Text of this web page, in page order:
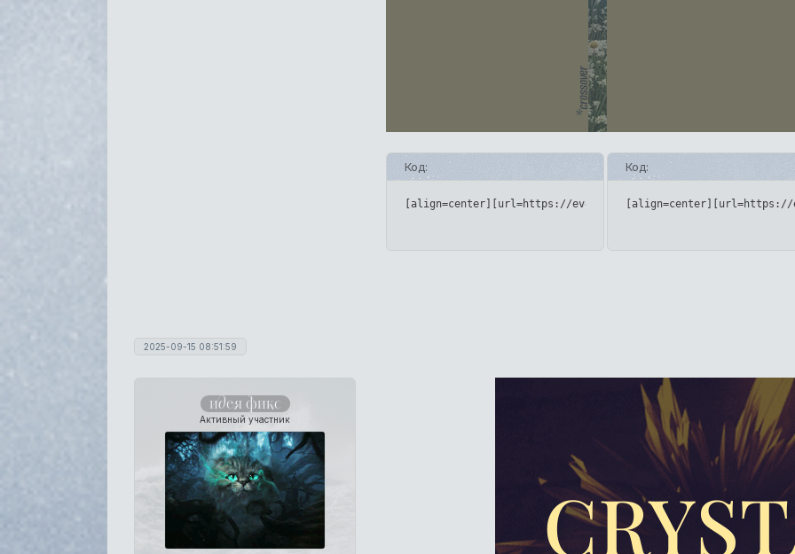
Код:
[align=center][url=https://eveningstop.rusff.me/][img]https://
Код:
[align=center][url=https://
2025-09-15 08:51:59
идея фикс
Активный участник